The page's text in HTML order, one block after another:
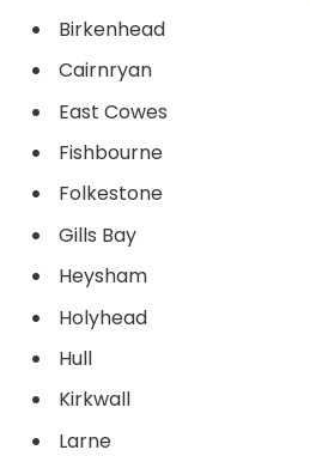
Birkenhead
Cairnryan
East Cowes
Fishbourne
Folkestone
Gills Bay
Heysham
Holyhead
Hull
Kirkwall
Larne